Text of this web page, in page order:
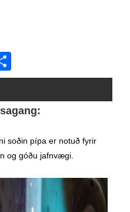
soðin pípa er notuð fyrir
og góðu jafnvægi.